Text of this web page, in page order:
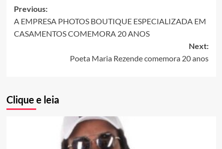
Post
navigation
Previous:
A EMPRESA PHOTOS BOUTIQUE ESPECIALIZADA EM
CASAMENTOS COMEMORA 20 ANOS
Next:
Poeta Maria Rezende comemora 20 anos
Clique e leia